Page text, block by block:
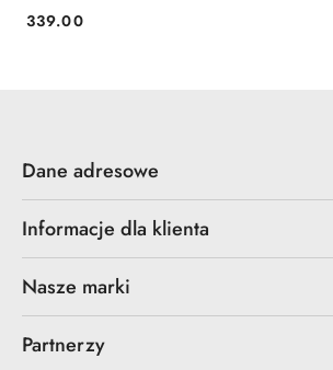
Cena:
339.00
Dane adresowe
Informacje dla klienta
Nasze marki
Partnerzy